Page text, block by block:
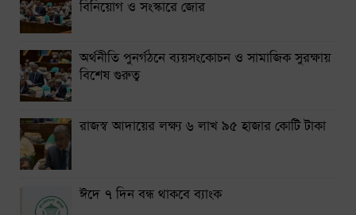
বিনিয়োগ ও সংস্কারে জোর
অর্থনীতি পুনর্গঠনে ব্যয়সংকোচন ও সামাজিক সুরক্ষায়
বিশেষ গুরুত্ব
রাজস্ব আদায়ের লক্ষ্য ৬ লাখ ৯৫ হাজার কোটি টাকা
ঈদে ৭ দিন বন্ধ থাকবে ব্যাংক